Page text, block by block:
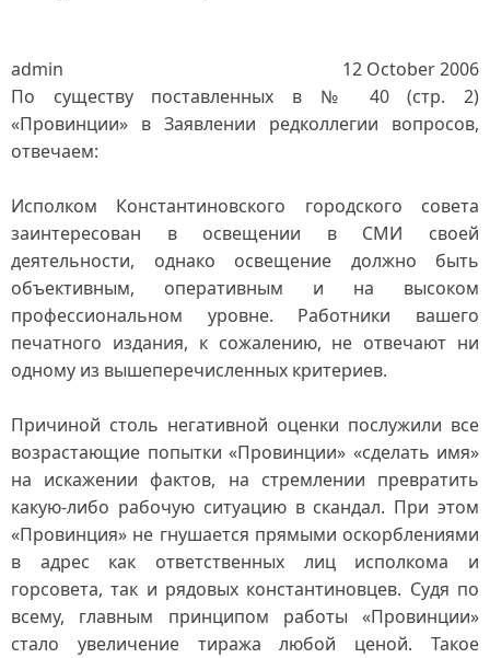
admin
12 October 2006
По существу поставленных в № 40 (стр. 2)
«Провинции» в Заявлении редколлегии вопросов,
отвечаем:
Исполком Константиновского городского совета
заинтересован в освещении в СМИ своей
деятельности, однако освещение должно быть
объективным, оперативным и на высоком
профессиональном уровне. Работники вашего
печатного издания, к сожалению, не отвечают ни
одному из вышеперечисленных критериев.
Причиной столь негативной оценки послужили все
возрастающие попытки «Провинции» «сделать имя»
на искажении фактов, на стремлении превратить
какую-либо рабочую ситуацию в скандал. При этом
«Провинция» не гнушается прямыми оскорблениями
в адрес как ответственных лиц исполкома и
горсовета, так и рядовых константиновцев. Судя по
всему, главным принципом работы «Провинции»
стало увеличение тиража любой ценой. Такое